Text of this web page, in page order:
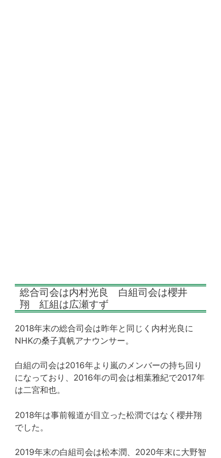
総合司会は内村光良 白組司会は櫻井
翔 紅組は広瀬すず
2018年末の総合司会は昨年と同じく内村光良に
NHKの桑子真帆アナウンサー。
白組の司会は2016年より嵐のメンバーの持ち回り
になっており、2016年の司会は相葉雅紀で2017年
は二宮和也。
2018年は事前報道が目立った松潤ではなく櫻井翔
でした。
2019年末の白組司会は松本潤、2020年末に大野智